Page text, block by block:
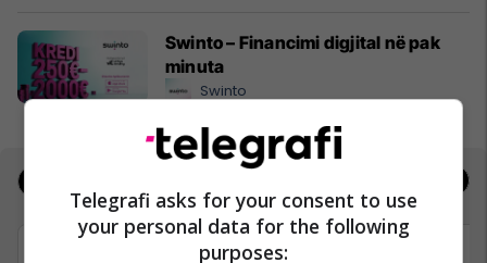
Swinto – Financimi digjital në pak
minuta
Swinto
Telegrafi asks for your consent to use
your personal data for the following
purposes: